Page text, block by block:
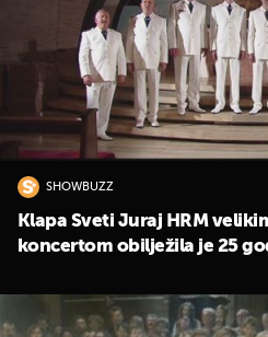
SHOWBUZZ
Klapa Sveti Juraj HRM
koncertom obilježila je 25